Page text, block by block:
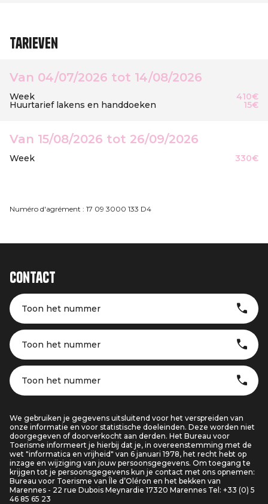
Tarieven
Van 04/07/2026 tot 14/08/2026
Week 410€
Huurtarief lakens en handdoeken 15€
Van 15/08/2026 tot 26/09/2026
Week 330€
Numéro d'agrément : 17 09 3000 133 D4
Contact
Toon het nummer
Toon het nummer
Toon het nummer
We gebruiken je gegevens uitsluitend voor het verspreiden van
onze informatie en voor statistische doeleinden. Deze worden niet
doorgegeven of doorverkocht aan derden. Het Bureau voor
Toerisme informeert je hierbij dat je, in overeenstemming met de
wet "informatica en vrijheid" van 6 januari 1978, het recht hebt op
inzage en wijziging van jouw persoonsgegevens. Om toegang te
krijgen tot je persoonsgegevens kun je contact met ons opnemen:
Bureau voor Toerisme van Île d’Oléron en het bekken van
Marennes - 22 rue Dubois Meynardie 17320 Marennes Tel: +33 (0) 5
46 85 65 23